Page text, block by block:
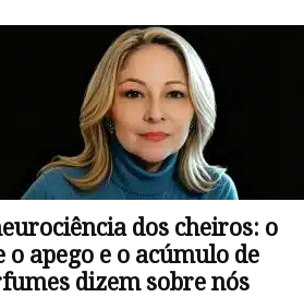
dos cheiros: o
o apego e o acúmulo de
dizem sobre nós